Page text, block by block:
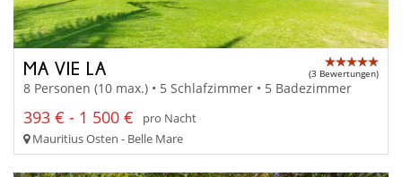
MA VIE LA (3 Bewertungen)
8 Personen (10 max.) • 5 Schlafzimmer • 5 Badezimmer
393 € - 1 500 €
pro Nacht
Mauritius Osten - Belle Mare